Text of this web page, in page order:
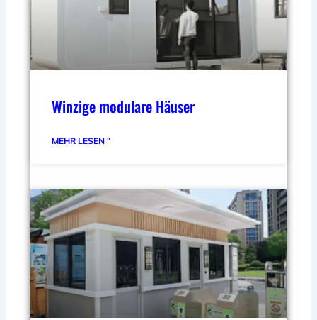
Winzige modulare Häuser
MEHR LESEN "